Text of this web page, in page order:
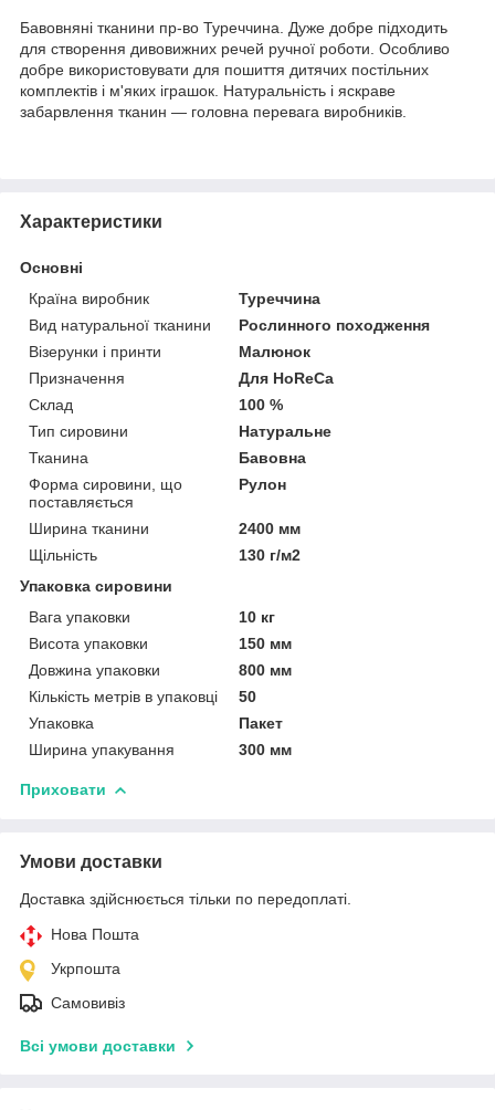
Бавовняні тканини пр-во Туреччина. Дуже добре підходить
для створення дивовижних речей ручної роботи. Особливо
добре використовувати для пошиття дитячих постільних
комплектів і м'яких іграшок. Натуральність і яскраве
забарвлення тканин — головна перевага виробників.
Характеристики
Основні
Країна виробник
Туреччина
Вид натуральної тканини
Рослинного походження
Візерунки і принти
Малюнок
Призначення
Для HoReCa
Склад
100 %
Тип сировини
Натуральне
Тканина
Бавовна
Форма сировини, що
поставляється
Рулон
Ширина тканини
2400 мм
Щільність
130 г/м2
Упаковка сировини
Вага упаковки
10 кг
Висота упаковки
150 мм
Довжина упаковки
800 мм
Кількість метрів в упаковці
50
Упаковка
Пакет
Ширина упакування
300 мм
Приховати
Умови доставки
Доставка здійснюється тільки по передоплаті.
Нова Пошта
Укрпошта
Самовивіз
Всі умови доставки